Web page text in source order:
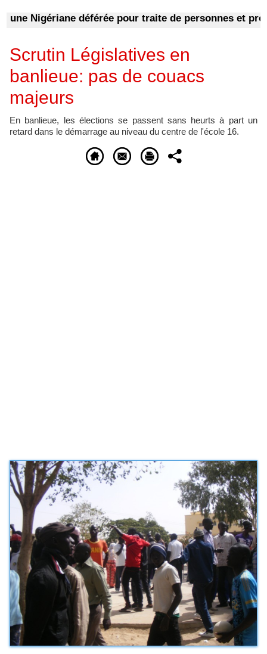
Nigériane déférée pour traite de personnes et
Scrutin Législatives en
banlieue: pas de couacs
majeurs
En banlieue, les élections se passent sans heurts à part un
retard dans le démarrage au niveau du centre de l'école 16.